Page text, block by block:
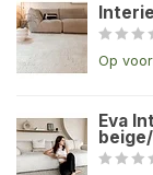
Op
Eva